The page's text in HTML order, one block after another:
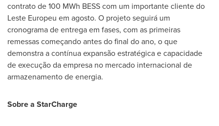
contrato de 100 MWh BESS com um importante cliente do
Leste Europeu em agosto. O projeto seguirá um
cronograma de entrega em fases, com as primeiras
remessas começando antes do final do ano, o que
demonstra a contínua expansão estratégica e capacidade
de execução da empresa no mercado internacional de
armazenamento de energia.
Sobre a StarCharge